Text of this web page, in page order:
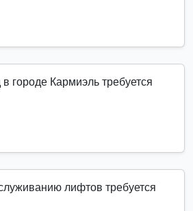
городе Кармиэль требуется
лифтов требуется